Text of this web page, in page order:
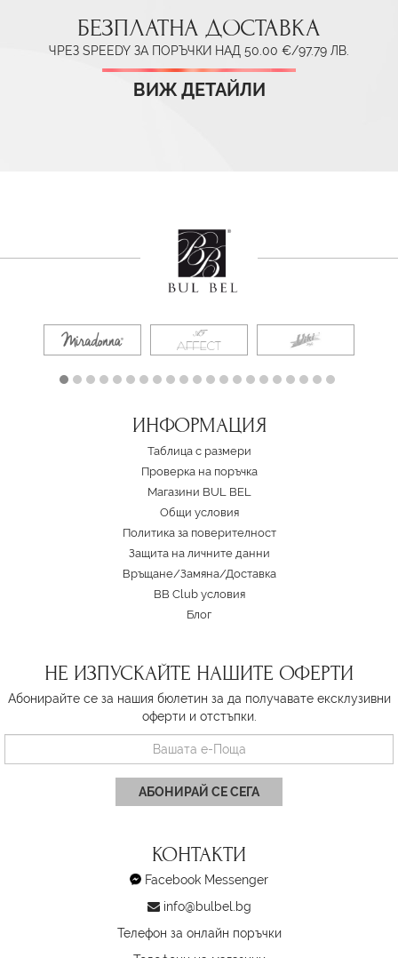
БЕЗПЛАТНА ДОСТАВКА
ЧРЕЗ SPEEDY ЗА ПОРЪЧКИ НАД 50.00 €/97.79 ЛВ.
ВИЖ ДЕТАЙЛИ
ИНФОРМАЦИЯ
Таблица с размери
Проверка на поръчка
Магазини BUL BEL
Oбщи условия
Политика за поверителност
Защита на личните данни
Връщане/Замяна/Доставка
BB Club условия
Блог
НЕ ИЗПУСКАЙТЕ НАШИТЕ ОФЕРТИ
Абонирайте се за нашия бюлетин за да получавате ексклузивни
оферти и отстъпки.
АБОНИРАЙ СЕ СЕГА
КОНТАКТИ
Facebook Messenger
info@bulbel.bg
Телефон за онлайн поръчки